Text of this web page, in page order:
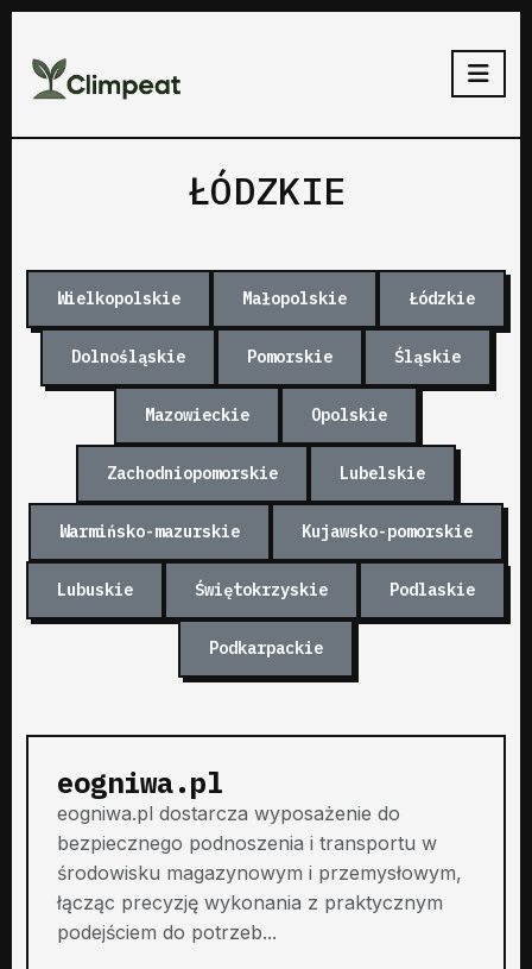
ŁÓDZKIE
Wielkopolskie Małopolskie Łódzkie
Dolnośląskie Pomorskie Śląskie
Mazowieckie Opolskie
Zachodniopomorskie Lubelskie
Warmińsko-mazurskie Kujawsko-pomorskie
Lubuskie Świętokrzyskie Podlaskie
Podkarpackie
eogniwa.pl
eogniwa.pl dostarcza wyposażenie do
bezpiecznego podnoszenia i transportu w
środowisku magazynowym i przemysłowym,
łącząc precyzję wykonania z praktycznym
podejściem do potrzeb...